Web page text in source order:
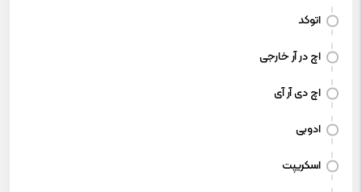
اتوکد
اچ در آر خارجی
اچ دی آر آی
ادوبی
اسکریپت